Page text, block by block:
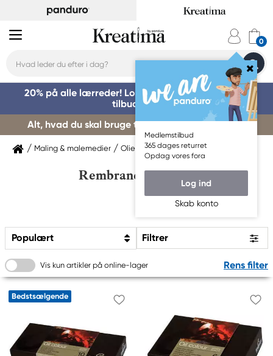
Medlemstilbud
365 dages returret
Opdag vores fora
Log ind
Skab konto
20% på alle lærreder! Log på for at benytte dig af
tilbuddet »
Alt, hvad du skal bruge til kursusstart – køb her »
Maling & malemedier Oliemaling Rembrandt
Rembrandt oliefarver
Populært Filtrer
Vis kun artikler på online-lager Rens filter
Bedstsælgende